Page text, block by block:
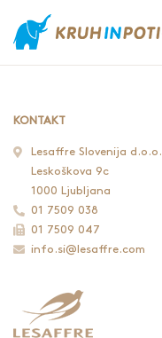
KONTAKT
Lesaffre Slovenija d.o.o.
Leskoškova 9c
1000 Ljubljana
01 7509 038
01 7509 047
info.si@lesaffre.com